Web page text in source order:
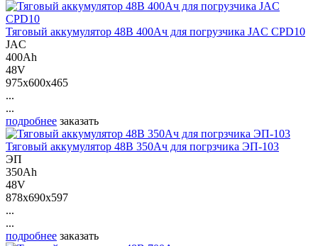
Тяговый аккумулятор 48В 400Ач для погрузчика JAC CPD10
JAC
400Ah
48V
975x600x465
...
...
подробнее заказать
Тяговый аккумулятор 48В 350Ач для погрзчика ЭП-103
ЭП
350Ah
48V
878x690x597
...
...
подробнее заказать